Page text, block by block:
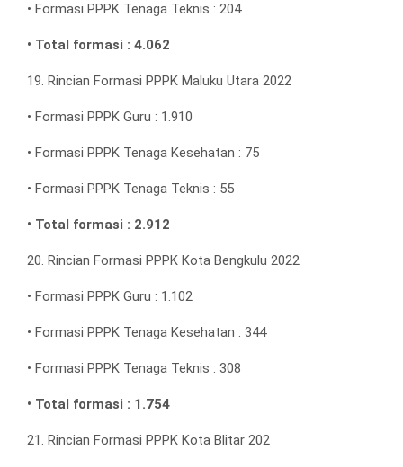
• Formasi PPPK Tenaga Teknis : 204
• Total formasi : 4.062
19. Rincian Formasi PPPK Maluku Utara 2022
• Formasi PPPK Guru : 1.910
• Formasi PPPK Tenaga Kesehatan : 75
• Formasi PPPK Tenaga Teknis : 55
• Total formasi : 2.912
20. Rincian Formasi PPPK Kota Bengkulu 2022
• Formasi PPPK Guru : 1.102
• Formasi PPPK Tenaga Kesehatan : 344
• Formasi PPPK Tenaga Teknis : 308
• Total formasi : 1.754
21. Rincian Formasi PPPK Kota Blitar 202